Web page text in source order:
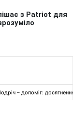
– допоміг: